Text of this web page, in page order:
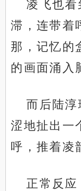
凌飞也
滞，连带着
那，记忆的
的画面涌入
而后陆淳
涩地扯出一
呼，推着凌
正常反应